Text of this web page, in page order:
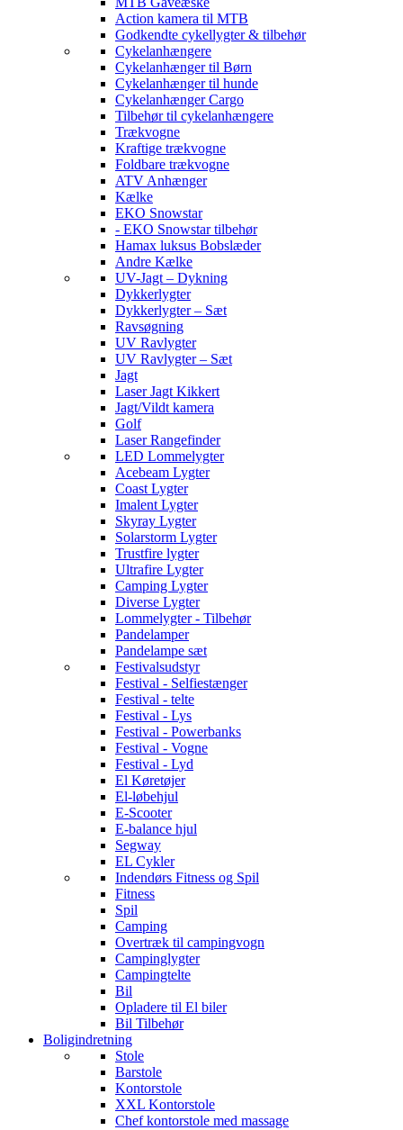
Action kamera til MTB
Godkendte cykellygter & tilbehør
Cykelanhængere
Cykelanhænger til Børn
Cykelanhænger til hunde
Cykelanhænger Cargo
Tilbehør til cykelanhængere
Trækvogne
Kraftige trækvogne
Foldbare trækvogne
ATV Anhænger
Kælke
EKO Snowstar
- EKO Snowstar tilbehør
Hamax luksus Bobslæder
Andre Kælke
UV-Jagt – Dykning
Dykkerlygter
Dykkerlygter – Sæt
Ravsøgning
UV Ravlygter
UV Ravlygter – Sæt
Jagt
Laser Jagt Kikkert
Jagt/Vildt kamera
Golf
Laser Rangefinder
LED Lommelygter
Acebeam Lygter
Coast Lygter
Imalent Lygter
Skyray Lygter
Solarstorm Lygter
Trustfire lygter
Ultrafire Lygter
Camping Lygter
Diverse Lygter
Lommelygter - Tilbehør
Pandelamper
Pandelampe sæt
Festivalsudstyr
Festival - Selfiestænger
Festival - telte
Festival - Lys
Festival - Powerbanks
Festival - Vogne
Festival - Lyd
El Køretøjer
El-løbehjul
E-Scooter
E-balance hjul
Segway
EL Cykler
Indendørs Fitness og Spil
Fitness
Spil
Camping
Overtræk til campingvogn
Campinglygter
Campingtelte
Bil
Opladere til El biler
Bil Tilbehør
Boligindretning
Stole
Barstole
Kontorstole
XXL Kontorstole
Chef kontorstole med massage